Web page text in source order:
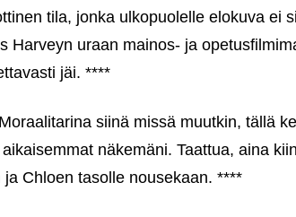
tila, jonka ulkopuolelle elokuva ei
Harveyn uraan mainos- ja
jäi. ****
siinä missä muutkin, tällä
näkemäni. Taattua, aina
Chloen tasolle nousekaan. ****